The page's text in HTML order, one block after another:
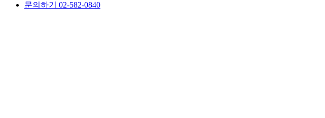
문의하기 02-582-0840